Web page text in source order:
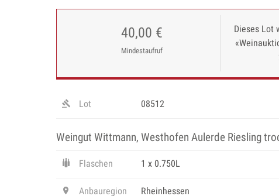
40,00 €
Mindestaufruf
Dieses Lot
Lot 08512
Weingut Wittmann, Westhofen Aulerde Riesling
Flaschen 1 x 0.750L
Anbauregion Rheinhessen